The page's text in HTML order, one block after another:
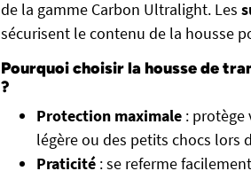
de la gamme Carbon Ultralight. Les
sécurisent le contenu de la housse
Pourquoi choisir la housse de
?
Protection maximale : protège
légère ou des petits chocs lors
Praticité : se referme